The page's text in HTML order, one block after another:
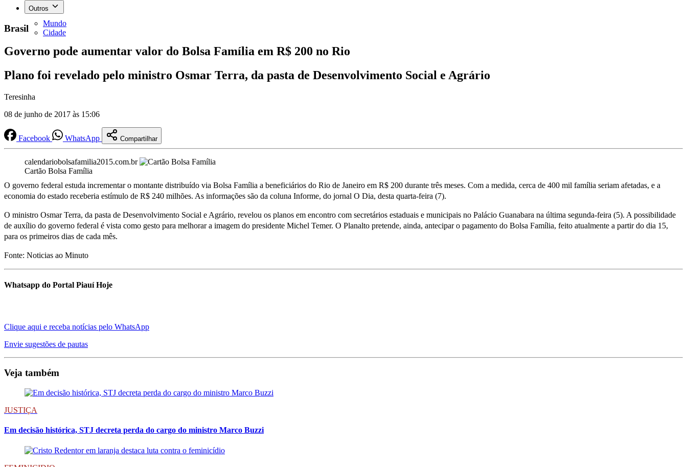
Outros
Mundo
Cidade
Brasil
Governo pode aumentar valor do Bolsa Família em R$ 200 no Rio
Plano foi revelado pelo ministro Osmar Terra, da pasta de Desenvolvimento Social e Agrário
Teresinha
08 de junho de 2017 às 15:06
Facebook WhatsApp Compartilhar
calendariobolsafamilia2015.com.br
Cartão Bolsa Família
O governo federal estuda incrementar o montante distribuído via Bolsa Família a beneficiários do Rio de Janeiro em R$ 200 durante três meses. Com a medida, cerca de 400 mil família seriam afetadas, e a
economia do estado receberia estímulo de R$ 240 milhões. As informações são da coluna Informe, do jornal O Dia, desta quarta-feira (7).
O ministro Osmar Terra, da pasta de Desenvolvimento Social e Agrário, revelou os planos em encontro com secretários estaduais e municipais no Palácio Guanabara na última segunda-feira (5). A possibilidade
de auxílio do governo federal é vista como gesto para melhorar a imagem do presidente Michel Temer. O Planalto pretende, ainda, antecipar o pagamento do Bolsa Família, feito atualmente a partir do dia 15,
para os primeiros dias de cada mês.
Fonte: Noticias ao Minuto
Whatsapp do Portal Piauí Hoje
Clique aqui e receba notícias pelo WhatsApp
Envie sugestões de pautas
Veja também
JUSTIÇA
Em decisão histórica, STJ decreta perda do cargo do ministro Marco Buzzi